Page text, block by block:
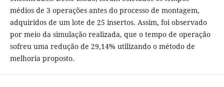
médios de 3 operações antes do processo de montagem,
adquiridos de um lote de 25 insertos. Assim, foi observado
por meio da simulação realizada, que o tempo de operação
sofreu uma redução de 29,14% utilizando o método de
melhoria proposto.